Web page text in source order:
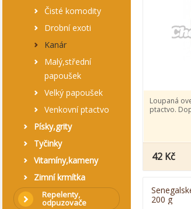
Čisté komodity
Drobní exoti
Kanár
Malý,střední
papoušek
Velký papoušek
Venkovní ptactvo
Písky,grity
Tyčinky
Vitamíny,kameny
Zimní krmítka
Repelenty,
odpuzovače
Loupaná
ptactvo.
42 Kč
200 g